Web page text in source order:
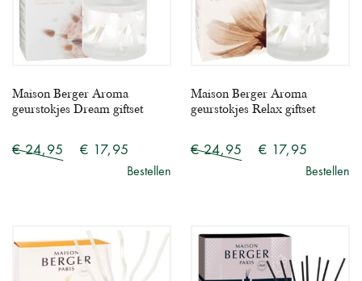
Maison Berger Aroma
geurstokjes Dream giftset
€ 24,95 € 17,95
Bestellen
Maison Berger Aroma
geurstokjes Relax giftset
€ 24,95 € 17,95
Bestellen